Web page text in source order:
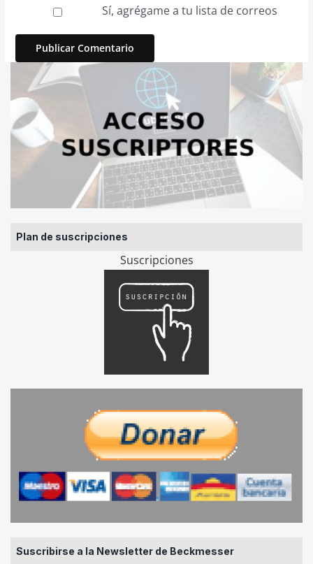
Plan de suscripciones
Suscripciones
Suscribirse a la Newsletter de Beckmesser
Sí, agrégame a tu lista de correos